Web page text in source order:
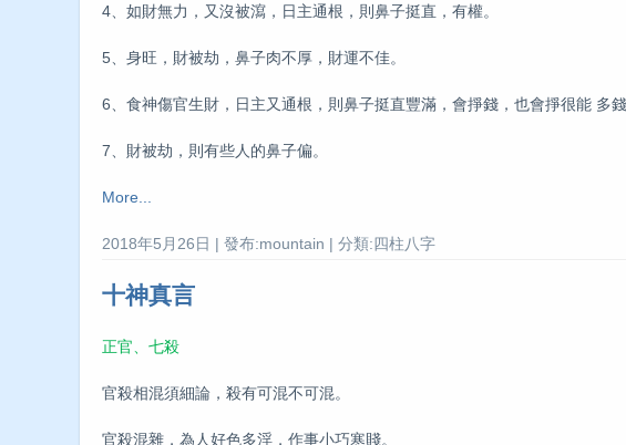
4、如財無力，又沒被瀉，日主通根，則鼻子挺直，有權。
5、身旺，財被劫，鼻子肉不厚，財運不佳。
6、食神傷官生財，日主又通根，則鼻子挺直豐滿，會掙錢，也會掙很能 多錢
7、財被劫，則有些人的鼻子偏。
More...
2018年5月26日 | 發布:mountain | 分類:四柱八字
十神真言
正官、七殺
官殺相混須細論，殺有可混不可混。
官殺混雜，為人好色多淫，作事小巧寒賤。